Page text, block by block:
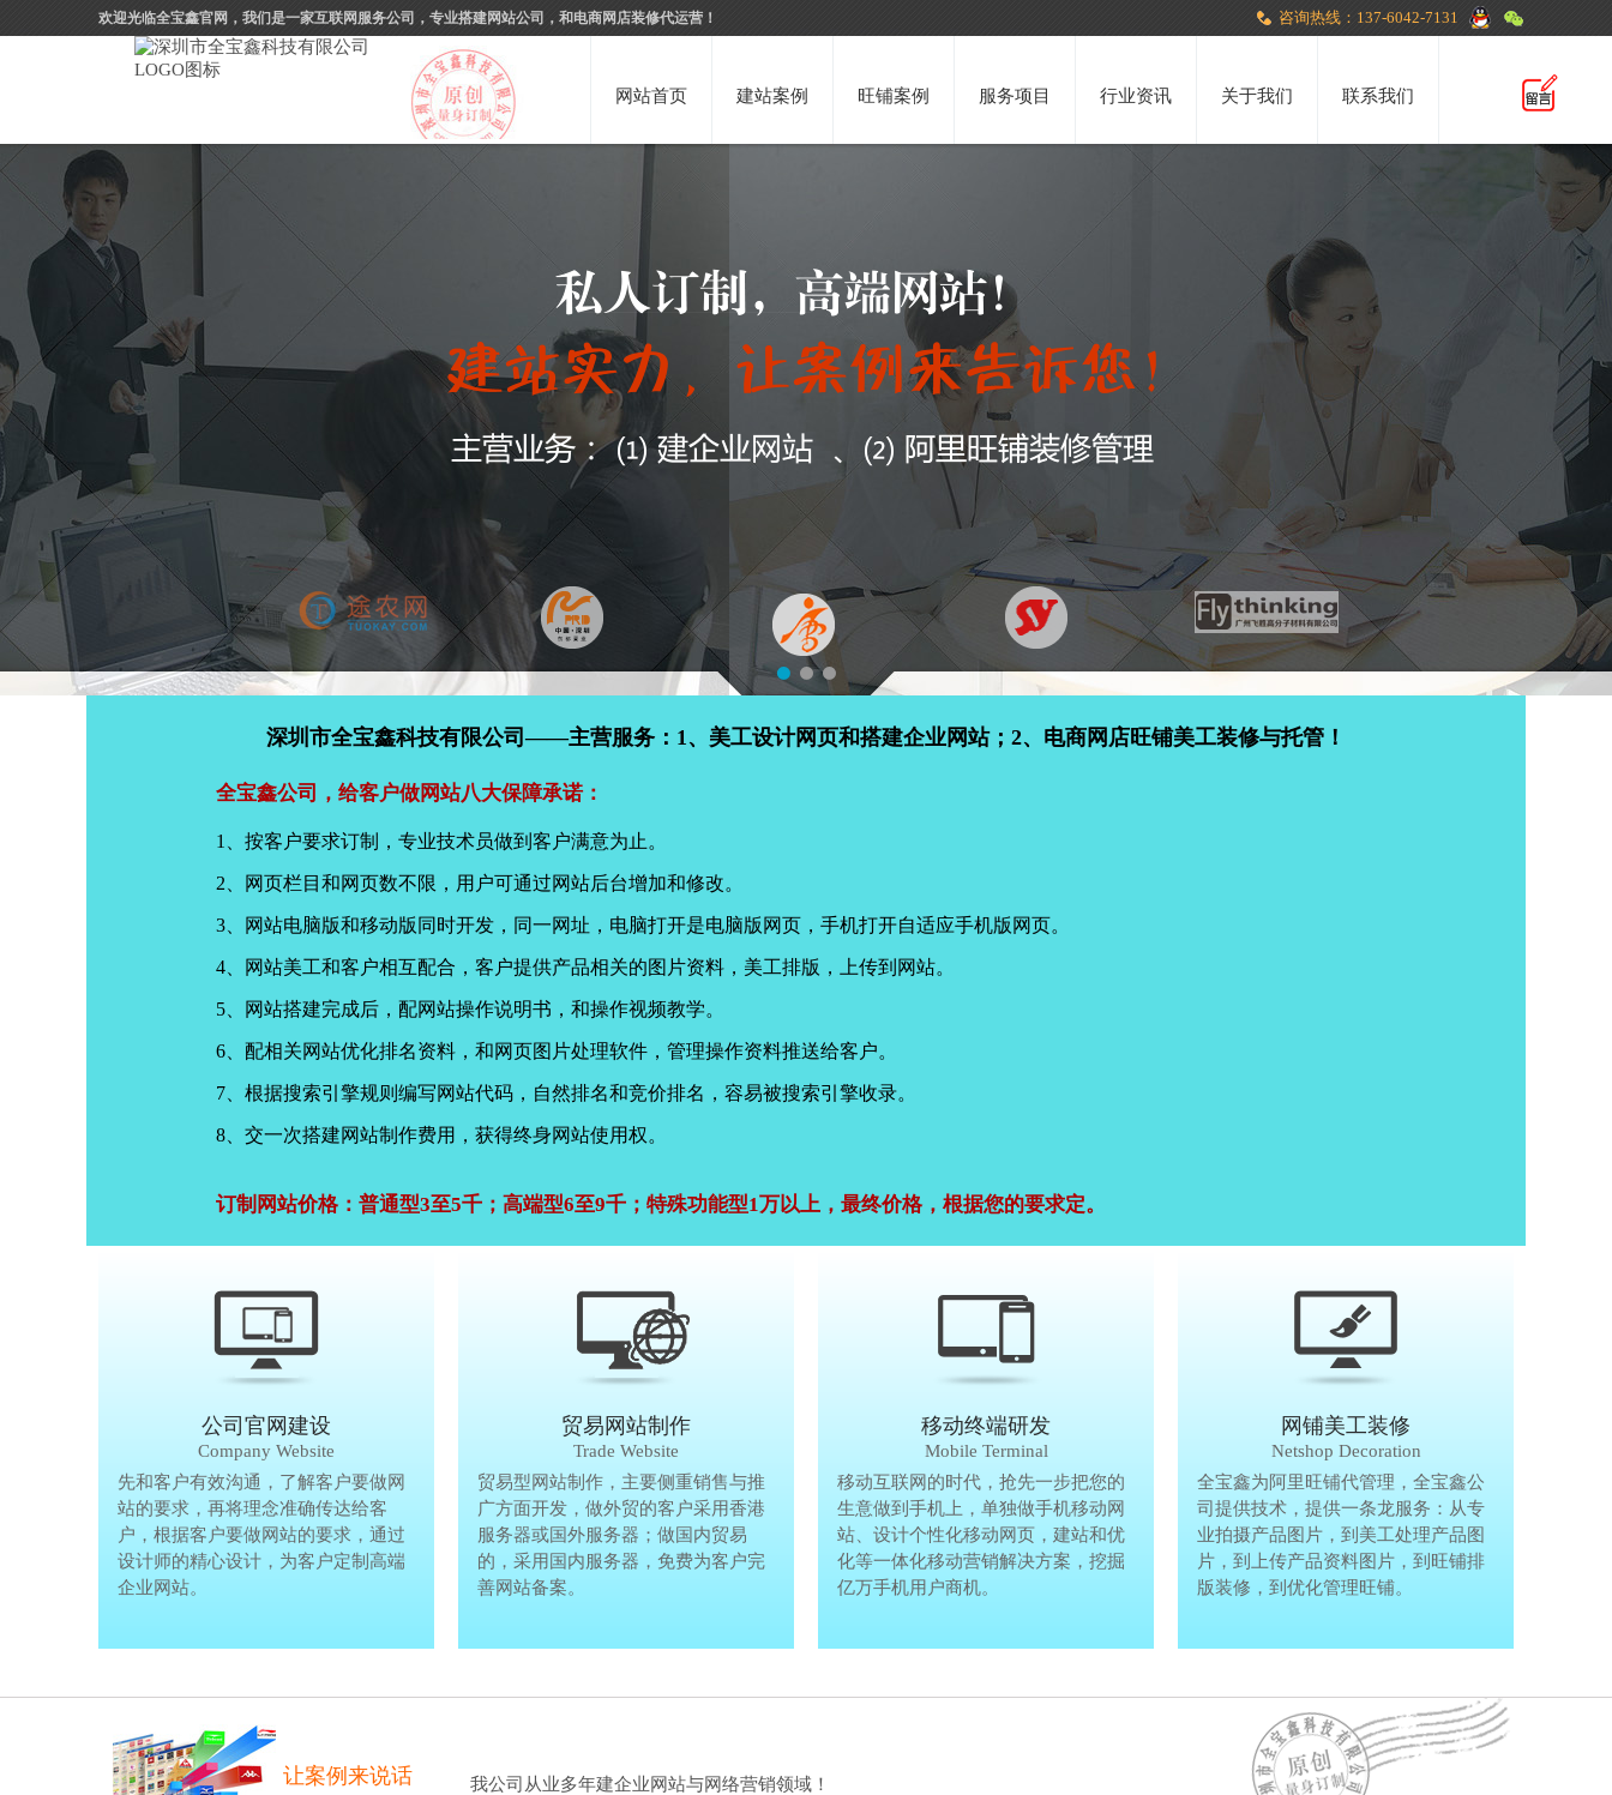
欢迎光临全宝鑫官网，我们是一家互联网服务公司，专业搭建网站公司，和电商网店装修代运营！ 咨询热线：137-6042-7131
网站首页 建站案例 旺铺案例 服务项目 行业资讯 关于我们 联系我们
深圳市全宝鑫科技有限公司——主营服务：1、美工设计网页和搭建企业网站；2、电商网店旺铺美工装修与托管！
全宝鑫公司，给客户做网站八大保障承诺：
1、按客户要求订制，专业技术员做到客户满意为止。
2、网页栏目和网页数不限，用户可通过网站后台增加和修改。
3、网站电脑版和移动版同时开发，同一网址，电脑打开是电脑版网页，手机打开自适应手机版网页。
4、网站美工和客户相互配合，客户提供产品相关的图片资料，美工排版，上传到网站。
5、网站搭建完成后，配网站操作说明书，和操作视频教学。
6、配相关网站优化排名资料，和网页图片处理软件，管理操作资料推送给客户。
7、根据搜索引擎规则编写网站代码，自然排名和竞价排名，容易被搜索引擎收录。
8、交一次搭建网站制作费用，获得终身网站使用权。
订制网站价格：普通型3至5千；高端型6至9千；特殊功能型1万以上，最终价格，根据您的要求定。
公司官网建设
Company Website
先和客户有效沟通，了解客户要做网
站的要求，再将理念准确传达给客
户，根据客户要做网站的要求，通过
设计师的精心设计，为客户定制高端
企业网站。
公司官网建设
Company Website
先和客户有效沟通，了解客户要做网
站的要求，再将理念准确传达给客
户，根据客户要做网站的要求，通过
设计师的精心设计，为客户定制高端
企业网站。
贸易网站制作
Trade Website
贸易型网站制作，主要侧重销售与推
广方面开发，做外贸的客户采用香港
服务器或国外服务器；做国内贸易
的，采用国内服务器，免费为客户完
善网站备案。
贸易网站制作
Trade Website
贸易型网站制作，主要侧重销售与推
广方面开发，做外贸的客户采用香港
服务器或国外服务器；做国内贸易
的，采用国内服务器，免费为客户完
善网站备案。
移动终端研发
Mobile Terminal
移动互联网的时代，抢先一步把您的
生意做到手机上，单独做手机移动网
站、设计个性化移动网页，建站和优
化等一体化移动营销解决方案，挖掘
亿万手机用户商机。
移动终端研发
Mobile Terminal
移动互联网的时代，抢先一步把您的
生意做到手机上，单独做手机移动网
站、设计个性化移动网页，建站和优
化等一体化移动营销解决方案，挖掘
亿万手机用户商机。
网铺美工装修
Netshop Decoration
全宝鑫为阿里旺铺代管理，全宝鑫公
司提供技术，提供一条龙服务：从专
业拍摄产品图片，到美工处理产品图
片，到上传产品资料图片，到旺铺排
版装修，到优化管理旺铺。
让案例来说话
我公司从业多年建企业网站与网络营销领域！